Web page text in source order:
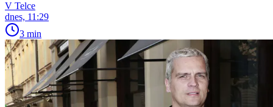
V Telce
dnes, 11:29
3 min